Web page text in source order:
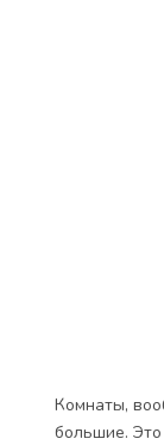
Комнаты,
большие.